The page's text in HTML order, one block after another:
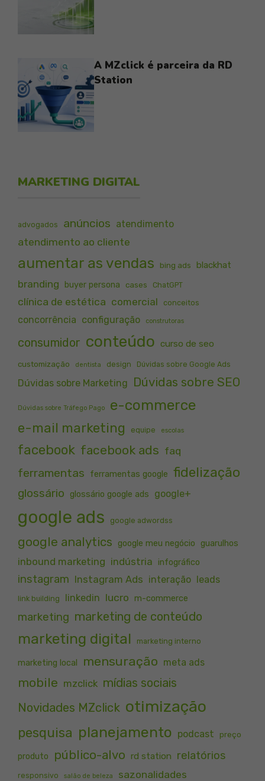
A MZclick é parceira da RD
Station
MARKETING DIGITAL
advogados anúncios atendimento
atendimento ao cliente
aumentar as vendas bing ads blackhat
branding buyer persona cases ChatGPT
clínica de estética comercial conceitos
concorrência configuração construtoras
consumidor conteúdo curso de seo
customização dentista design Dúvidas sobre Google Ads
Dúvidas sobre Marketing Dúvidas sobre SEO
Dúvidas sobre Tráfego Pago e-commerce
e-mail marketing equipe escolas
facebook facebook ads faq
ferramentas ferramentas google fidelização
glossário glossário google ads google+
google ads google adwordss
google analytics google meu negócio guarulhos
inbound marketing indústria infográfico
instagram Instagram Ads interação leads
link building linkedin lucro m-commerce
marketing marketing de conteúdo
marketing digital marketing interno
marketing local mensuração meta ads
mobile mzclick mídias sociais
Novidades MZclick otimização
pesquisa planejamento podcast preço
produto público-alvo rd station relatórios
responsivo salão de beleza sazonalidades